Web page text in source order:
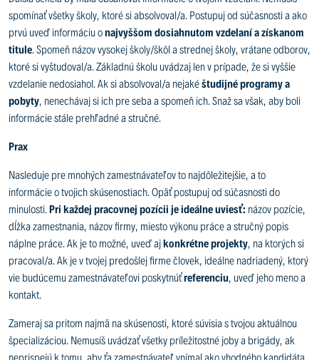
spomínať všetky školy, ktoré si absolvoval/a. Postupuj od súčasnosti a ako
prvú uveď informáciu onajvyššom dosiahnutom vzdelaní a získanom
titule. Spomeň názov vysokej školy/škôl a strednej školy, vrátane odborov,
ktoré si vyštudoval/a. Základnú školu uvádzaj len v prípade, že si vyššie
vzdelanie nedosiahol. Ak si absolvoval/a nejakéštudijné programy a
pobyty, nenechávaj si ich pre seba a spomeň ich. Snaž sa však, aby boli
informácie stále prehľadné a stručné.
Prax
Nasleduje pre mnohých zamestnávateľov to najdôležitejšie, a to
informácie o tvojich skúsenostiach. Opäť postupuj od súčasnosti do
minulosti.Pri každej pracovnej pozícii je ideálne uviesť: názov pozície,
dĺžka zamestnania, názov firmy, miesto výkonu práce a stručný popis
náplne práce. Ak je to možné, uveď ajkonkrétne projekty, na ktorých si
pracoval/a. Ak je v tvojej predošlej firme človek, ideálne nadriadený, ktorý
vie budúcemu zamestnávateľovi poskytnúťreferenciu, uveď jeho meno a
kontakt.
Zameraj sa pritom najmä na skúsenosti, ktoré súvisia s tvojou aktuálnou
špecializáciou. Nemusíš uvádzať všetky príležitostné joby a brigády, ak
neprispejú k tomu, aby ťa zamestnávateľ vnímal ako vhodného kandidáta